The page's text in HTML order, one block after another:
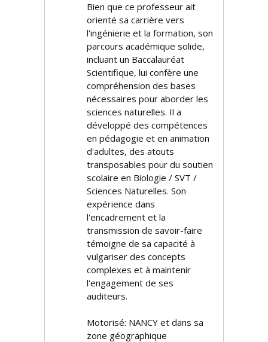
Bien que ce professeur ait
orienté sa carrière vers
l'ingénierie et la formation, son
parcours académique solide,
incluant un Baccalauréat
Scientifique, lui confère une
compréhension des bases
nécessaires pour aborder les
sciences naturelles. Il a
développé des compétences
en pédagogie et en animation
d'adultes, des atouts
transposables pour du soutien
scolaire en Biologie / SVT /
Sciences Naturelles. Son
expérience dans
l'encadrement et la
transmission de savoir-faire
témoigne de sa capacité à
vulgariser des concepts
complexes et à maintenir
l'engagement de ses
auditeurs.
Motorisé: NANCY et dans sa
zone géographique